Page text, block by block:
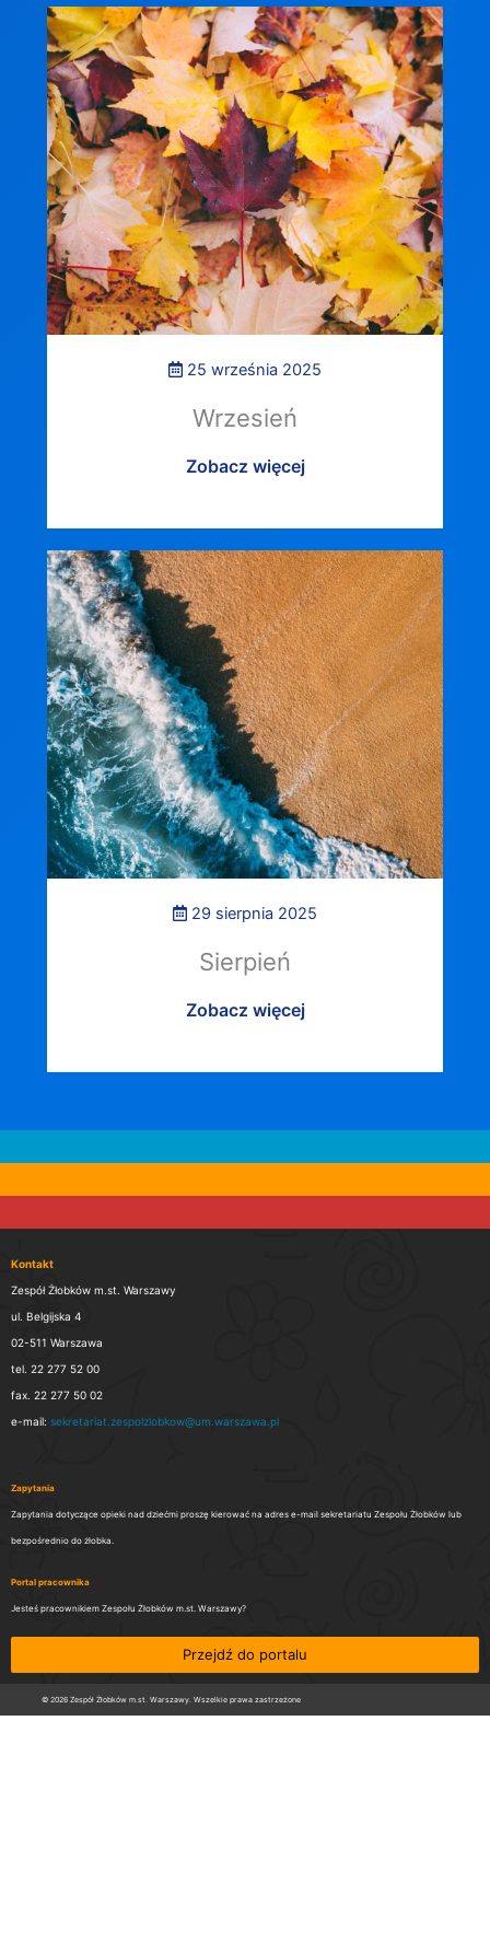
25 września 2025
Wrzesień
Zobacz więcej
29 sierpnia 2025
Sierpień
Zobacz więcej
Kontakt
Zespół Żłobków m.st. Warszawy
ul. Belgijska 4
02-511 Warszawa
tel. 22 277 52 00
fax. 22 277 50 02
e-mail: sekretariat.zespolzlobkow@um.warszawa.pl
Zapytania
Zapytania dotyczące opieki nad dziećmi proszę kierować na adres e-mail sekretariatu Zespołu Żłobków lub
bezpośrednio do żłobka.
Portal pracownika
Jesteś pracownikiem Zespołu Żłobków m.st. Warszawy?
Przejdź do portalu
© 2026 Zespół Żłobków m.st. Warszawy. Wszelkie prawa zastrzeżone